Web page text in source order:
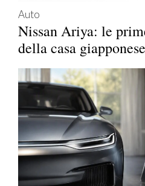
Auto
Nissan Ariya: le
della casa giapponese